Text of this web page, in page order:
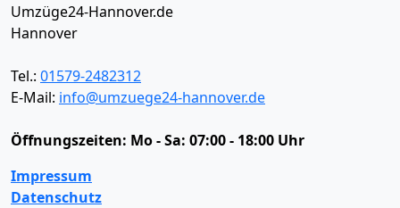
Umzüge24-Hannover.de
Hannover
Tel.: 01579-2482312
E-Mail: info@umzuege24-hannover.de
Öffnungszeiten: Mo - Sa: 07:00 - 18:00 Uhr
Impressum
Datenschutz